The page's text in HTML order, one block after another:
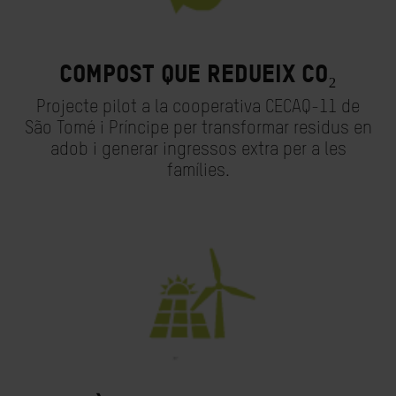
Compost que redueix CO₂
Projecte pilot a la cooperativa CECAQ-11 de
São Tomé i Príncipe per transformar residus en
adob i generar ingressos extra per a les
famílies.